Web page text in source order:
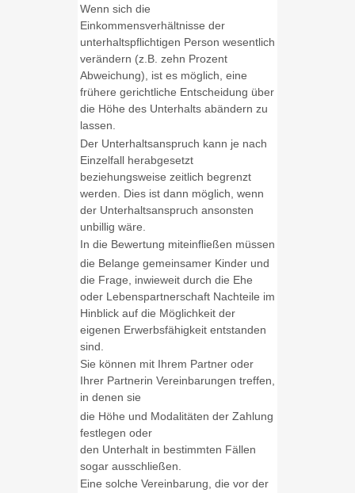
Wenn sich die
Einkommensverhältnisse der
unterhaltspflichtigen Person wesentlich
verändern (z.B. zehn Prozent
Abweichung), ist es möglich, eine
frühere gerichtliche Entscheidung über
die Höhe des Unterhalts abändern zu
lassen.
Der Unterhaltsanspruch kann je nach
Einzelfall herabgesetzt
beziehungsweise zeitlich begrenzt
werden. Dies ist dann möglich, wenn
der Unterhaltsanspruch ansonsten
unbillig wäre.
In die Bewertung miteinfließen müssen
die Belange gemeinsamer Kinder und
die Frage, inwieweit durch die Ehe
oder Lebenspartnerschaft Nachteile im
Hinblick auf die Möglichkeit der
eigenen Erwerbsfähigkeit entstanden
sind.
Sie können mit Ihrem Partner oder
Ihrer Partnerin Vereinbarungen treffen,
in denen sie
die Höhe und Modalitäten der Zahlung
festlegen oder
den Unterhalt in bestimmten Fällen
sogar ausschließen.
Eine solche Vereinbarung, die vor der